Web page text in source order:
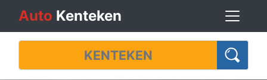
Auto Kenteken